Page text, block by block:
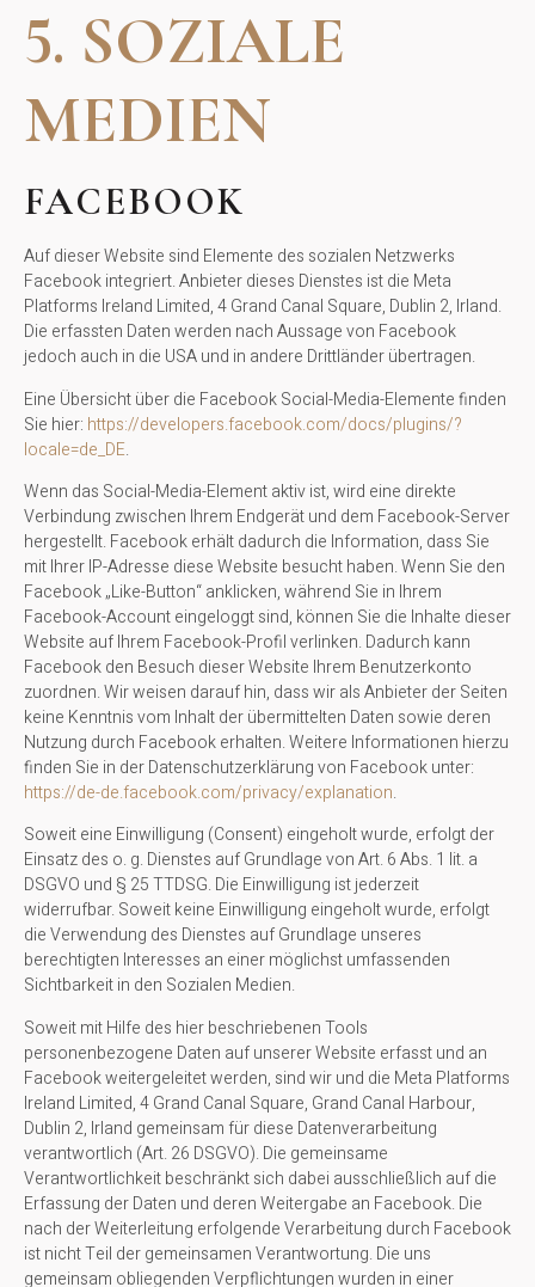
5. SOZIALE
MEDIEN
FACEBOOK
Auf dieser Website sind Elemente des sozialen Netzwerks
Facebook integriert. Anbieter dieses Dienstes ist die Meta
Platforms Ireland Limited, 4 Grand Canal Square, Dublin 2, Irland.
Die erfassten Daten werden nach Aussage von Facebook
jedoch auch in die USA und in andere Drittländer übertragen.
Eine Übersicht über die Facebook Social-Media-Elemente finden
Sie hier: https://developers.facebook.com/docs/plugins/?
locale=de_DE.
Wenn das Social-Media-Element aktiv ist, wird eine direkte
Verbindung zwischen Ihrem Endgerät und dem Facebook-Server
hergestellt. Facebook erhält dadurch die Information, dass Sie
mit Ihrer IP-Adresse diese Website besucht haben. Wenn Sie den
Facebook „Like-Button“ anklicken, während Sie in Ihrem
Facebook-Account eingeloggt sind, können Sie die Inhalte dieser
Website auf Ihrem Facebook-Profil verlinken. Dadurch kann
Facebook den Besuch dieser Website Ihrem Benutzerkonto
zuordnen. Wir weisen darauf hin, dass wir als Anbieter der Seiten
keine Kenntnis vom Inhalt der übermittelten Daten sowie deren
Nutzung durch Facebook erhalten. Weitere Informationen hierzu
finden Sie in der Datenschutzerklärung von Facebook unter:
https://de-de.facebook.com/privacy/explanation.
Soweit eine Einwilligung (Consent) eingeholt wurde, erfolgt der
Einsatz des o. g. Dienstes auf Grundlage von Art. 6 Abs. 1 lit. a
DSGVO und § 25 TTDSG. Die Einwilligung ist jederzeit
widerrufbar. Soweit keine Einwilligung eingeholt wurde, erfolgt
die Verwendung des Dienstes auf Grundlage unseres
berechtigten Interesses an einer möglichst umfassenden
Sichtbarkeit in den Sozialen Medien.
Soweit mit Hilfe des hier beschriebenen Tools
personenbezogene Daten auf unserer Website erfasst und an
Facebook weitergeleitet werden, sind wir und die Meta Platforms
Ireland Limited, 4 Grand Canal Square, Grand Canal Harbour,
Dublin 2, Irland gemeinsam für diese Datenverarbeitung
verantwortlich (Art. 26 DSGVO). Die gemeinsame
Verantwortlichkeit beschränkt sich dabei ausschließlich auf die
Erfassung der Daten und deren Weitergabe an Facebook. Die
nach der Weiterleitung erfolgende Verarbeitung durch Facebook
ist nicht Teil der gemeinsamen Verantwortung. Die uns
gemeinsam obliegenden Verpflichtungen wurden in einer